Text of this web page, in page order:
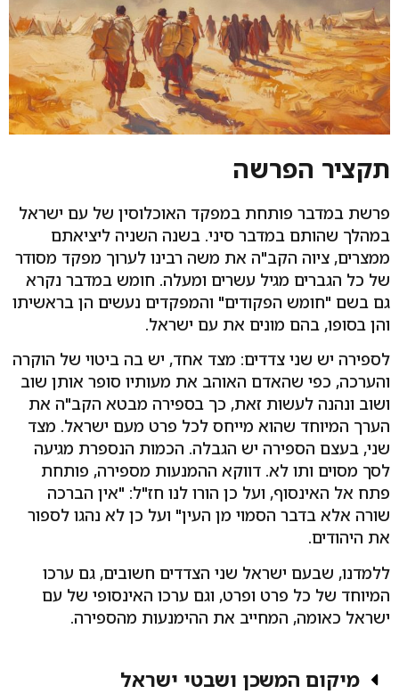
תקציר הפרשה
פרשת במדבר פותחת במפקד האוכלוסין של עם ישראל
במהלך שהותם במדבר סיני. בשנה השניה ליציאתם
ממצרים, ציוה הקב"ה את משה רבינו לערוך מפקד מסודר
של כל הגברים מגיל עשרים ומעלה. חומש במדבר נקרא
גם בשם "חומש הפקודים" והמפקדים נעשים הן בראשיתו
והן בסופו, בהם מונים את עם ישראל.
לספירה יש שני צדדים: מצד אחד, יש בה ביטוי של הוקרה
והערכה, כפי שהאדם האוהב את מעותיו סופר אותן שוב
ושוב ונהנה לעשות זאת, כך בספירה מבטא הקב"ה את
הערך המיוחד שהוא מייחס לכל פרט מעם ישראל. מצד
שני, בעצם הספירה יש הגבלה. הכמות הנספרת מגיעה
לסך מסוים ותו לא. דווקא ההמנעות מספירה, פותחת
פתח אל האינסוף, ועל כן הורו לנו חז"ל: "אין הברכה
שורה אלא בדבר הסמוי מן העין" ועל כן לא נהגו לספור
את היהודים.
ללמדנו, שבעם ישראל שני הצדדים חשובים, גם ערכו
המיוחד של כל פרט ופרט, וגם ערכו האינסופי של עם
ישראל כאומה, המחייב את ההימנעות מהספירה.
מיקום המשכן ושבטי ישראל